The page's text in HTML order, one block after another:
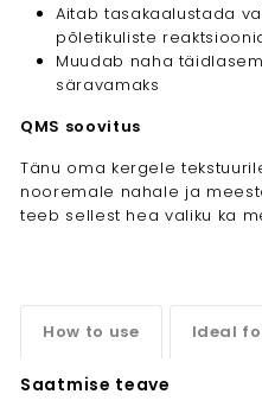
Aitab tasakaalustada
põletikuliste
Muudab naha
säravamaks
QMS soovitus
Tänu oma kergele
nooremale nahale ja
teeb sellest hea valiku ka
How to use Ideal
Saatmise teave